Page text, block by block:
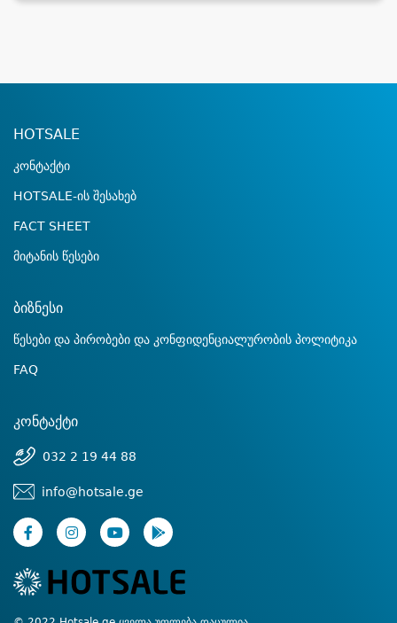
HOTSALE
კონტაქტი
HOTSALE-ის შესახებ
FACT SHEET
მიტანის წესები
ბიზნესი
წესები და პირობები და კონფიდენციალურობის პოლიტიკა
FAQ
კონტაქტი
032 2 19 44 88
info@hotsale.ge